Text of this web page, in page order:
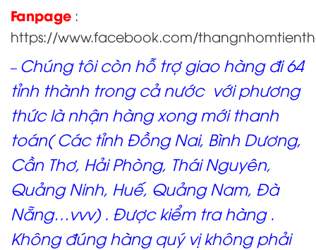
Fanpage :
https://www.facebook.com/
– Chúng tôi còn hỗ trợ giao hàng đi 64
tỉnh thành trong cả nước với phương
thức là nhận hàng xong mới thanh
toán( Các tỉnh Đồng Nai, Bình Dương,
Cần Thơ, Hải Phòng, Thái Nguyên,
Quảng Ninh, Huế, Quảng Nam, Đà
Nẵng…vvv) . Được kiểm tra hàng .
Không đúng hàng quý vị không phải